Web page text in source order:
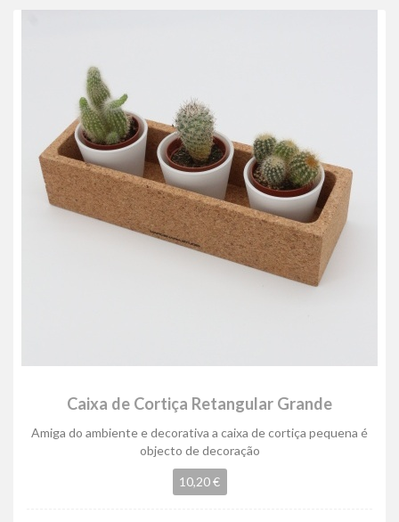
Caixa de Cortiça Retangular Grande
Amiga do ambiente e decorativa a caixa de cortiça pequena é
objecto de decoração
10,20 €